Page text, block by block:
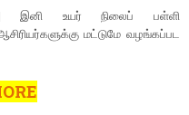
| இனி உயர் நிலைப் பள்ளி
மட்டுமே வழங்கப்பட